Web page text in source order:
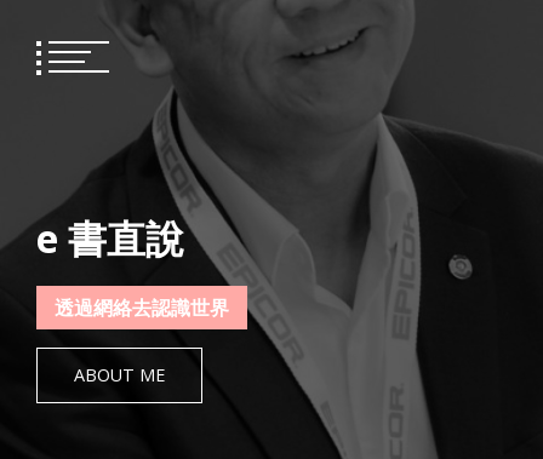
content
e 書直說
透過網絡去認識世界
ABOUT ME